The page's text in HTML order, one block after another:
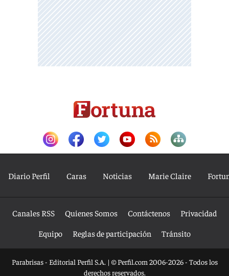
Diario Perfil Caras Noticias Marie Claire
Canales RSS Quienes Somos Contáctenos
Privacidad
Equipo
Reglas de participación Tránsito
Parabrisas - Editorial Perfil S.A. | © Perfil.com 2006-2026 - Todos los
derechos reservados.